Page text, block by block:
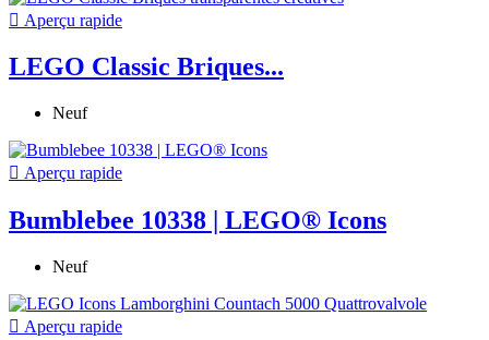
 Aperçu rapide
LEGO Classic Briques...
Neuf
 Aperçu rapide
Bumblebee 10338 | LEGO® Icons
Neuf
 Aperçu rapide